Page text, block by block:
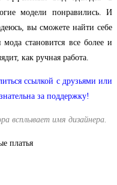
модели понравились. И
вы сможете найти себе
становится все более и
как ручная работа.
ссылкой с друзьями или
за поддержку!
всплывает имя дизайнера.